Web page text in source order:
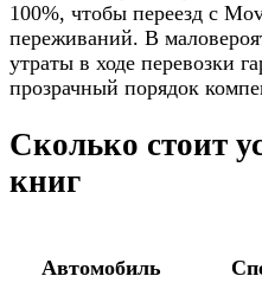
100%, чтобы переезд с
переживаний. В
утраты в ходе перевозки
прозрачный порядок
Сколько стоит
книг
Автомобиль